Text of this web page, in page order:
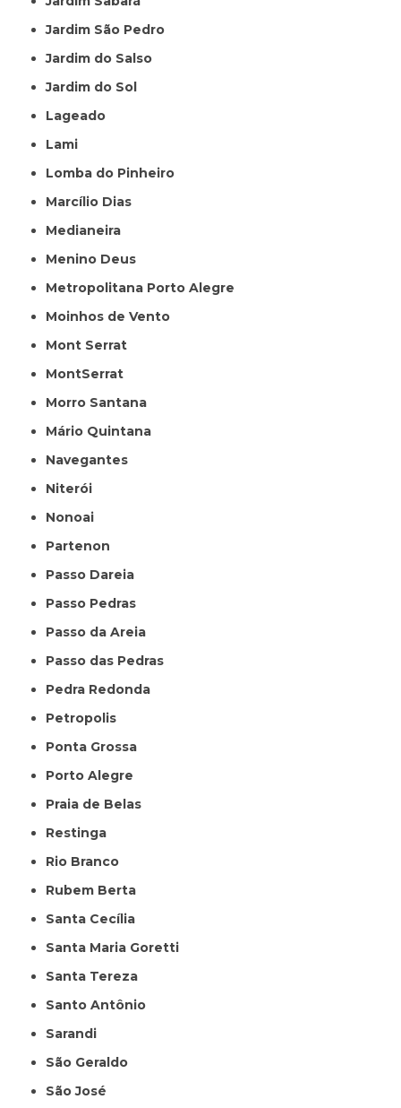
Jardim São Pedro
Jardim do Salso
Jardim do Sol
Lageado
Lami
Lomba do Pinheiro
Marcílio Dias
Medianeira
Menino Deus
Metropolitana Porto Alegre
Moinhos de Vento
Mont Serrat
MontSerrat
Morro Santana
Mário Quintana
Navegantes
Niterói
Nonoai
Partenon
Passo Dareia
Passo Pedras
Passo da Areia
Passo das Pedras
Pedra Redonda
Petropolis
Ponta Grossa
Porto Alegre
Praia de Belas
Restinga
Rio Branco
Rubem Berta
Santa Cecília
Santa Maria Goretti
Santa Tereza
Santo Antônio
Sarandi
São Geraldo
São José